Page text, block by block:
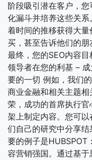
阶段吸引潜在客户，
化漏斗并培养这些关
着时间的推移获得大
买，甚至告诉他们的
最终，您的SEO内容
领导者在您的利基 –
要的一切 例如，我们
商业金融和相关主题
荣，成功的首席执行
架上制定内容。您可
们自己的研究中分享
要的例子是HUBSPOT
容营销强国。通过基